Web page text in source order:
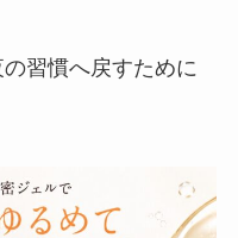
習慣へ戻すために